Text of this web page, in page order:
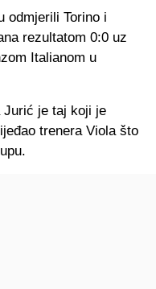
odmjerili Torino i
rezultatom 0:0 uz
Italianom u
Jurić je taj koji je
trenera Viola što